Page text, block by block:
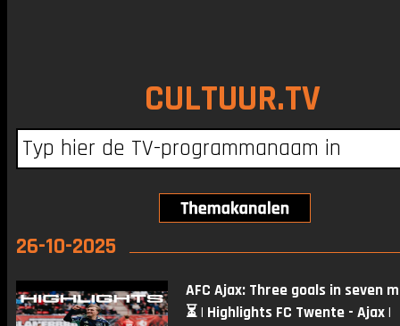
CULTUUR.TV
26-10-2025
AFC Ajax: Three goals in seven
⏳ | Highlights FC Twente - Ajax |